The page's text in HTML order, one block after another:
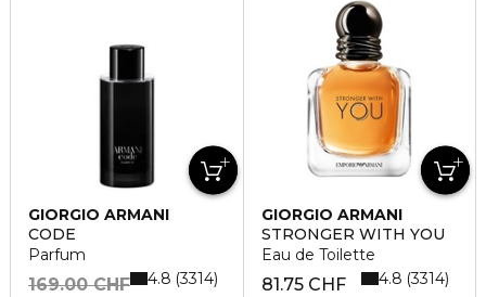
GIORGIO ARMANI
CODE
Parfum
169.00 CHF 4.8 3314
GIORGIO ARMANI
STRONGER WITH YOU
Eau de Toilette
81.75 CHF
4.8 3314